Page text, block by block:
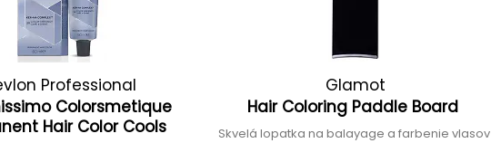
Professional
Colorsmetique
Hair Color Cools
Glamot
Hair Coloring Paddle Board
Skvelá lopatka na balayage a farbenie vlasov